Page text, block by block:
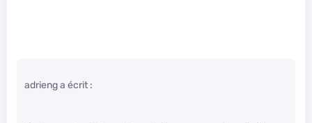
adrieng a écrit :